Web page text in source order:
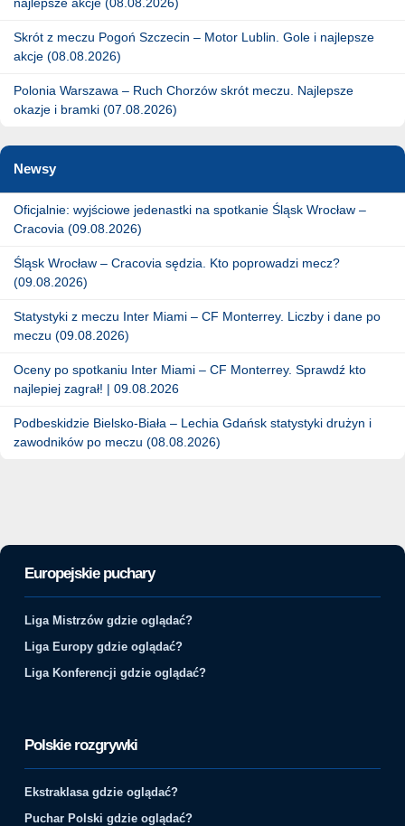
Skrót z meczu Pogoń Szczecin – Motor Lublin. Gole i najlepsze
akcje (08.08.2026)
Polonia Warszawa – Ruch Chorzów skrót meczu. Najlepsze
okazje i bramki (07.08.2026)
Newsy
Oficjalnie: wyjściowe jedenastki na spotkanie Śląsk Wrocław –
Cracovia (09.08.2026)
Śląsk Wrocław – Cracovia sędzia. Kto poprowadzi mecz?
(09.08.2026)
Statystyki z meczu Inter Miami – CF Monterrey. Liczby i dane po
meczu (09.08.2026)
Oceny po spotkaniu Inter Miami – CF Monterrey. Sprawdź kto
najlepiej zagrał! | 09.08.2026
Podbeskidzie Bielsko-Biała – Lechia Gdańsk statystyki drużyn i
zawodników po meczu (08.08.2026)
Europejskie puchary
Liga Mistrzów gdzie oglądać?
Liga Europy gdzie oglądać?
Liga Konferencji gdzie oglądać?
Polskie rozgrywki
Ekstraklasa gdzie oglądać?
Puchar Polski gdzie oglądać?